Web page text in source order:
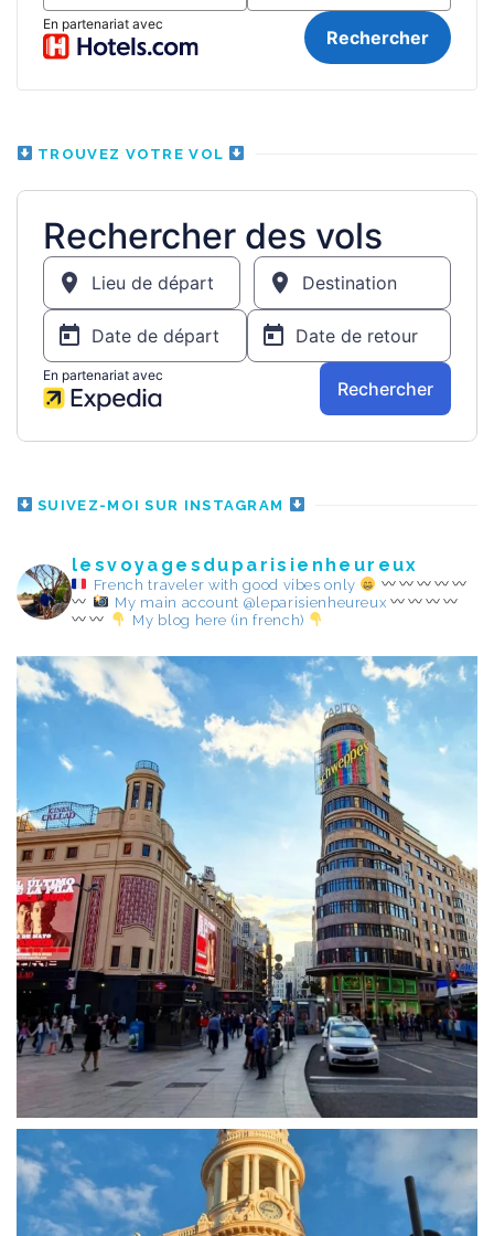
TROUVEZ VOTRE VOL
SUIVEZ-MOI SUR INSTAGRAM
lesvoyagesduparisienheureux
French traveler with good vibes only
My main account @leparisienheureux
My blog here (in french)